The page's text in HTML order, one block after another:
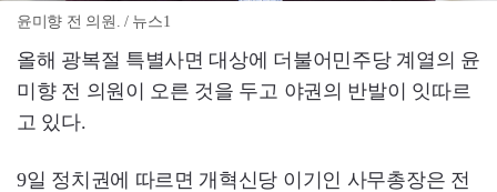
윤미향 전 의원. / 뉴스1
올해 광복절 특별사면 대상에 더불어민주당 계열의 윤
미향 전 의원이 오른 것을 두고 야권의 반발이 잇따르
고 있다.
9일 정치권에 따르면 개혁신당 이기인 사무총장은 전